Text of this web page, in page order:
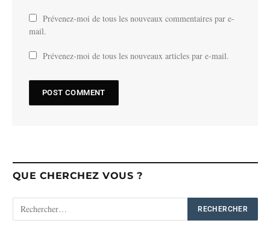
Prévenez-moi de tous les nouveaux commentaires par e-
mail.
Prévenez-moi de tous les nouveaux articles par e-mail.
QUE CHERCHEZ VOUS ?